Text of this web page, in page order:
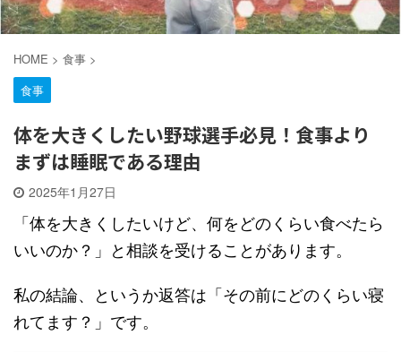
HOME > 食事 >
食事
体を大きくしたい野球選手必見！食事より
まずは睡眠である理由
2025年1月27日
「体を大きくしたいけど、何をどのくらい食べたら
いいのか？」と相談を受けることがあります。
私の結論、というか返答は「その前にどのくらい寝
れてます？」です。